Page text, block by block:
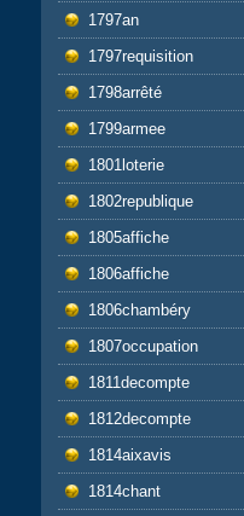
1797an
1797requisition
1798arrêté
1799armee
1801loterie
1802republique
1805affiche
1806affiche
1806chambéry
1807occupation
1811decompte
1812decompte
1814aixavis
1814chant